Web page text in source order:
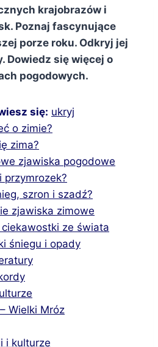
krajobrazów i
Poznaj fascynujące
porze roku. Odkryj jej
Dowiedz się więcej o
pogodowych.
się: ukryj
o zimie?
zima?
zjawiska pogodowe
przymrozek?
szron i szadź?
zjawiska zimowe
ze świata
śniegu i opady
Wielki Mróz
i kulturze